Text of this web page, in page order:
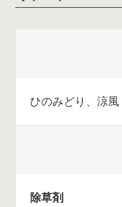
ひのみどり、涼風
除草剤